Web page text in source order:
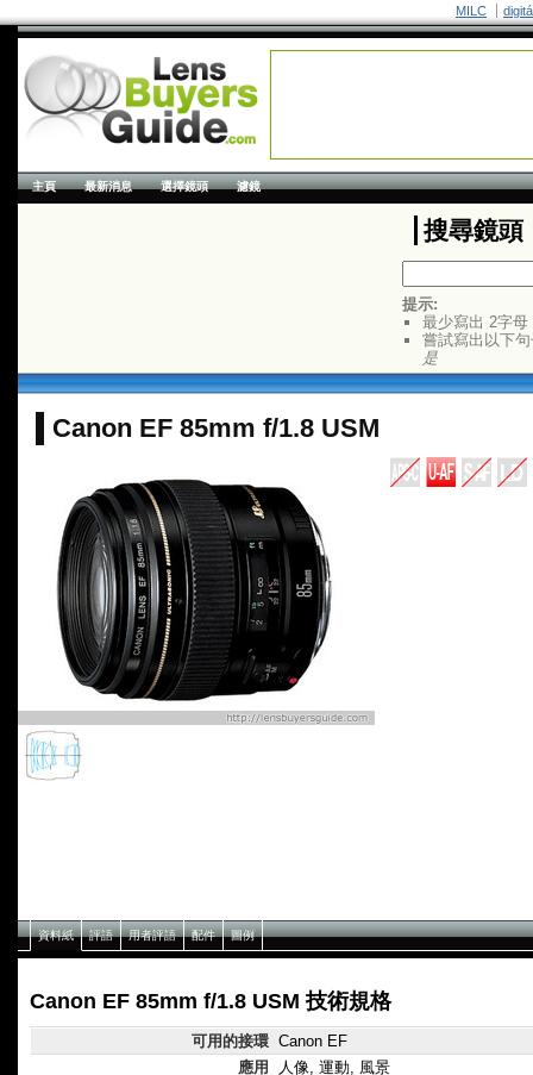
MILC
主頁 最新消息 選擇鏡頭 濾鏡
搜尋鏡頭
提示:
最少寫出 2字母
嘗試寫出以下
是
Canon EF 85mm f/1.8 USM
資料紙 評語 用者評語 配件 圖例
Canon EF 85mm f/1.8 USM 技術規格
可用的接環 Canon EF
應用
人像, 運動, 風景